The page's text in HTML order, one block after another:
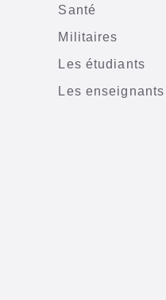
Santé
Militaires
Les étudiants
Les enseignants